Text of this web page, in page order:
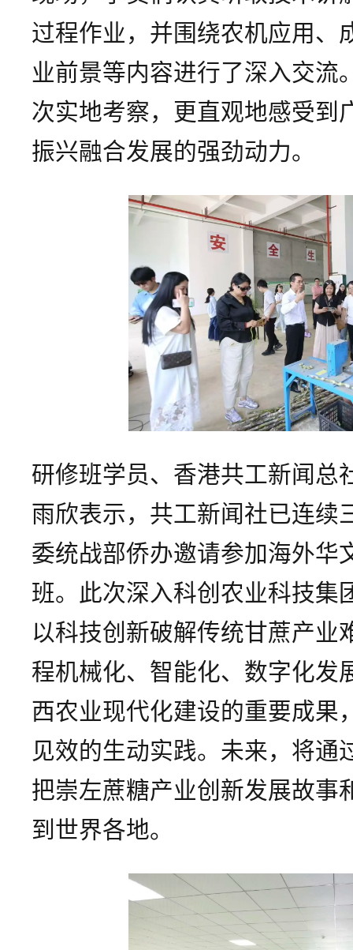
过程作业，并围绕农机应用、
业前景等内容进行了深入交流
次实地考察，更直观地感受到
振兴融合发展的强劲动力。
研修班学员、香港共工新闻总
雨欣表示，共工新闻社已连续
委统战部侨办邀请参加海外华
班。此次深入科创农业科技集
以科技创新破解传统甘蔗产业
程机械化、智能化、数字化发
西农业现代化建设的重要成果
见效的生动实践。未来，将通
把崇左蔗糖产业创新发展故事
到世界各地。